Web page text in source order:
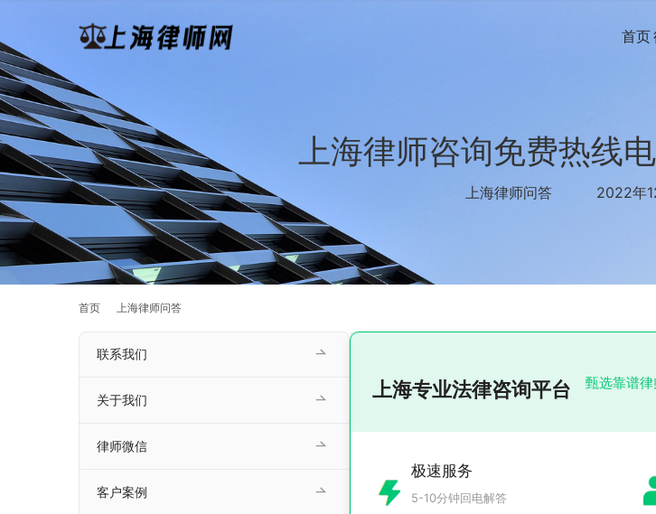
首页
上海律师咨询免费热线
上海律师问答 2022年
首页 上海律师问答
上海专业法律咨询平台 甄选靠谱
极速服务
5-10分钟回电解答
联系我们
关于我们
律师微信
客户案例